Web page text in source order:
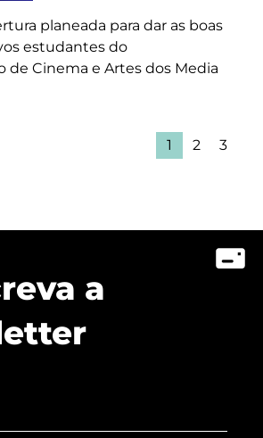
planeada para dar as boas
estudantes do
de Cinema e Artes dos Media
1 2 3
a